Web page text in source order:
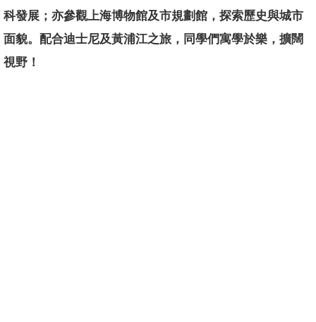
科發展；亦參觀上海博物館及市規劃館，探索歷史與城市
面貌。配合迪士尼及黃浦江之旅，同學們寓學於樂，擴闊
視野！